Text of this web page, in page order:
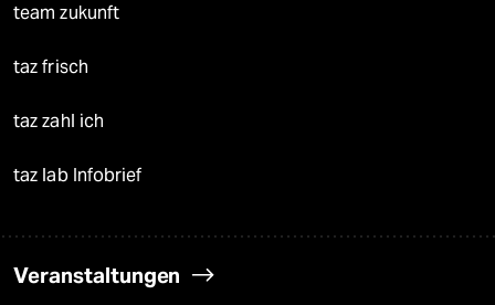
team zukunft
taz frisch
taz zahl ich
taz lab Infobrief
Veranstaltungen